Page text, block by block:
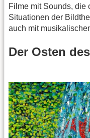
Filme mit Sounds, die
Situationen der
auch mit
Der Osten